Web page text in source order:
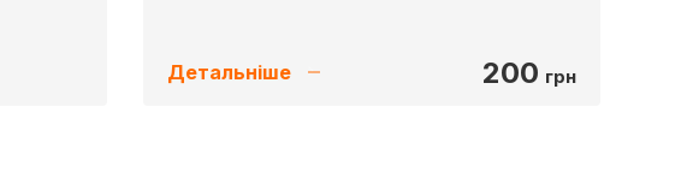
Детальніше 200 грн